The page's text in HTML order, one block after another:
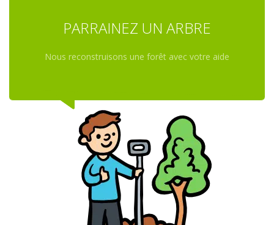
PARRAINEZ UN ARBRE
Nous reconstruisons une forêt avec votre aide